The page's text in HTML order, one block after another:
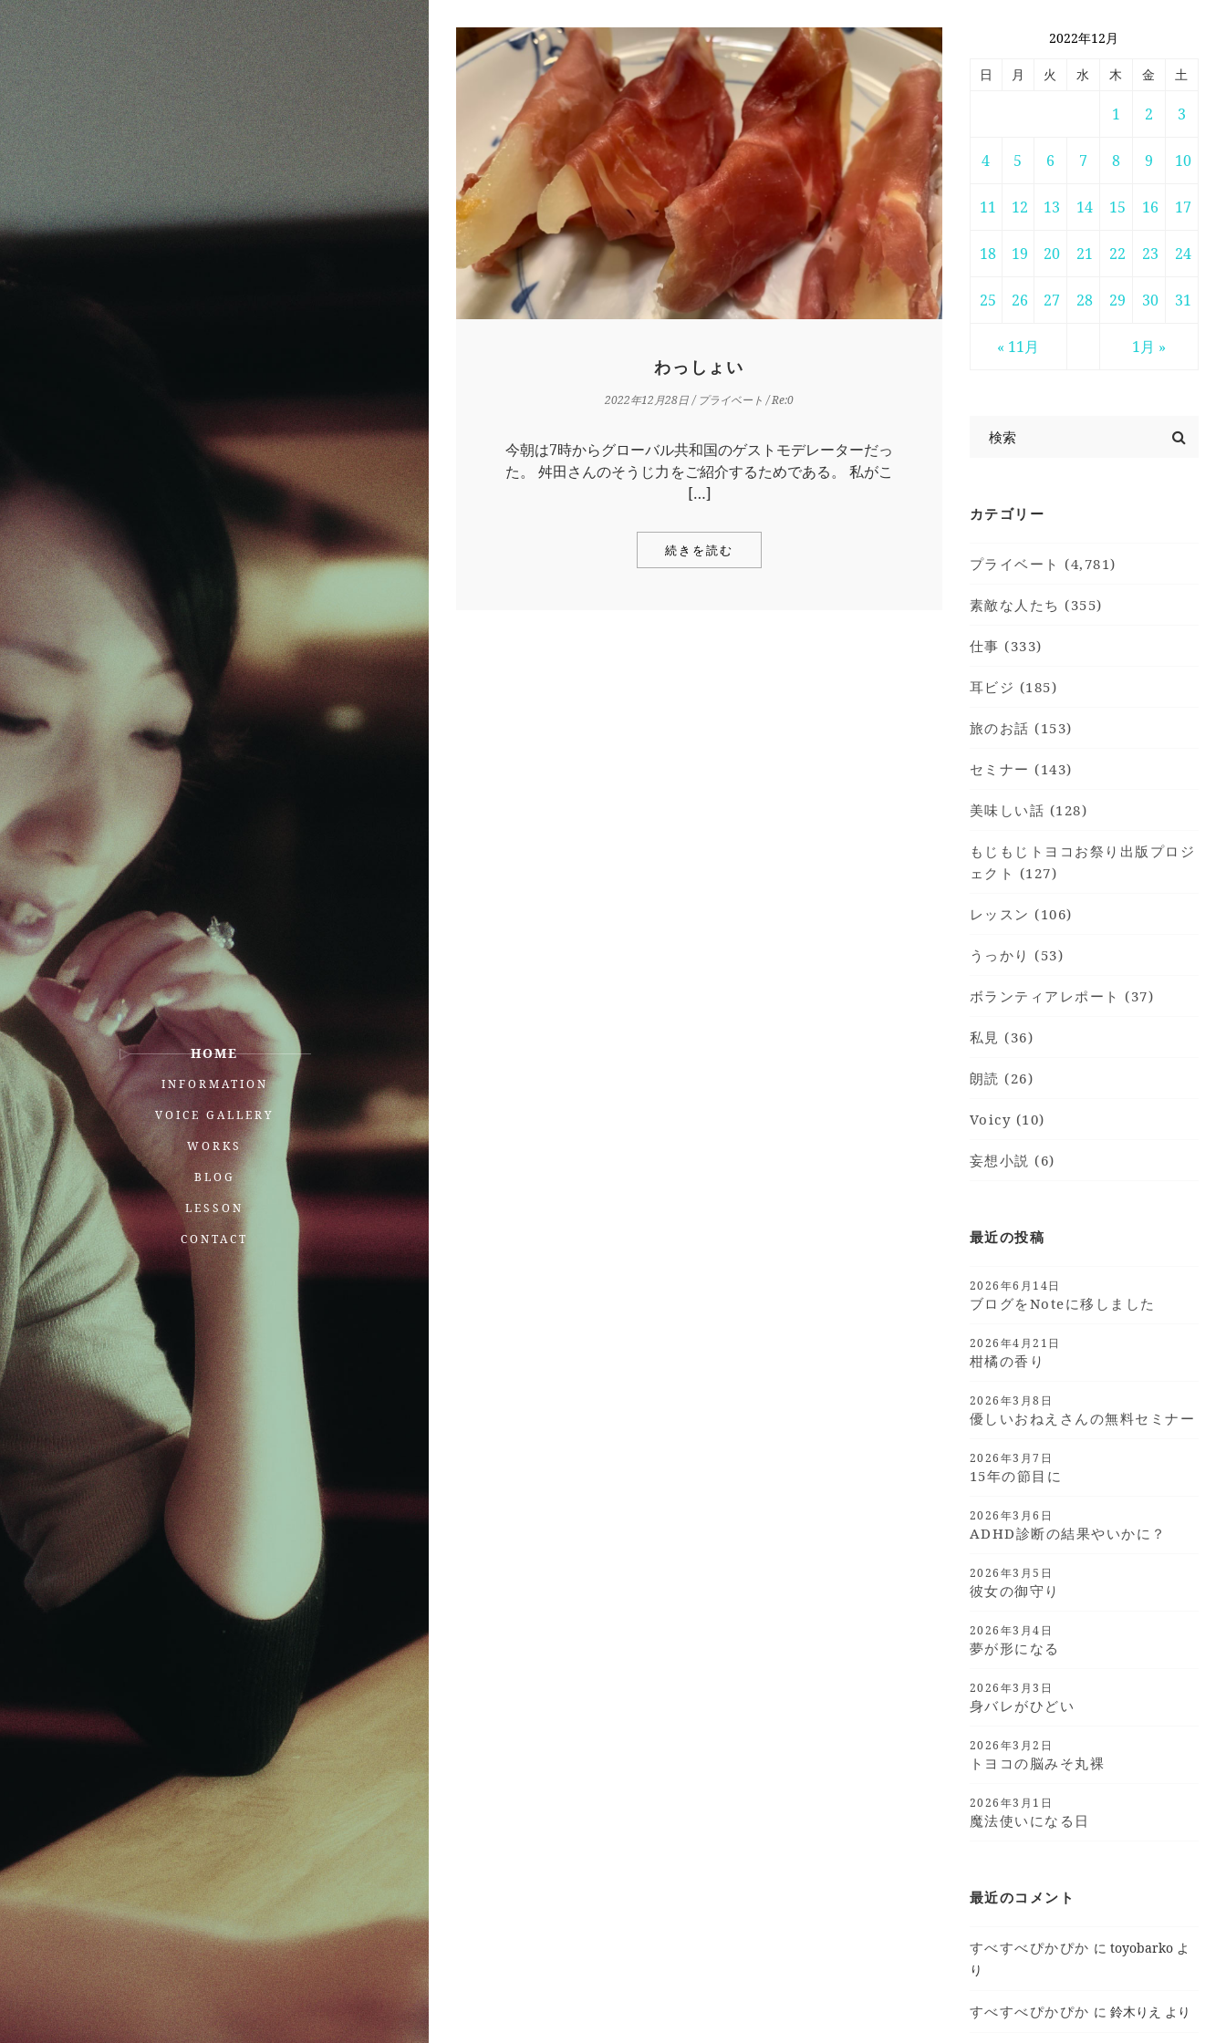
HOME
INFORMATION
VOICE GALLERY
WORKS
BLOG
LESSON
CONTACT
わっしょい
2022年12月28日/ プライベート / Re:0
今朝は7時からグローバル共和国のゲストモデレーターだっ
た。 舛田さんのそうじ力をご紹介するためである。 私がこ
[…]
続きを読む
2022年12月
日 月 火 水 木 金 土
« 11月 1月 »
1 2 3
4 5 6 7 8 9 10
11 12 13 14 15 16 17
18 19 20 21 22 23 24
25 26 27 28 29 30 31
カテゴリー
プライベート (4,781)
素敵な人たち (355)
仕事 (333)
耳ビジ (185)
旅のお話 (153)
セミナー (143)
美味しい話 (128)
もじもじトヨコお祭り出版プロジ
ェクト (127)
レッスン (106)
うっかり (53)
ボランティアレポート (37)
私見 (36)
朗読 (26)
Voicy (10)
妄想小説 (6)
最近の投稿
2026年6月14日
ブログをnoteに移しました
2026年4月21日
柑橘の香り
2026年3月8日
優しいおねえさんの無料セミナー
2026年3月7日
15年の節目に
2026年3月6日
ADHD診断の結果やいかに？
2026年3月5日
彼女の御守り
2026年3月4日
夢が形になる
2026年3月3日
身バレがひどい
2026年3月2日
トヨコの脳みそ丸裸
2026年3月1日
魔法使いになる日
最近のコメント
すべすべぴかぴか に toyobarko よ
り
すべすべぴかぴか に 鈴木りえ より